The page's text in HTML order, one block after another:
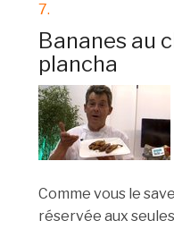
7.
Bananes au
plancha
Comme vous le
réservée aux